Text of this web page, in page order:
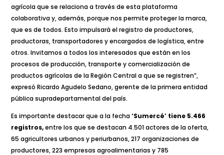
agrícola que se relaciona a través de esta plataforma
colaborativa y, además, porque nos permite proteger la marca,
que es de todos. Esto impulsará el registro de productores,
productoras, transportadores y encargados de logística, entre
otros. Invitamos a todos los interesados que están en los
procesos de producción, transporte y comercialización de
productos agrícolas de la Región Central a que se registren”,
expresó Ricardo Agudelo Sedano, gerente de la primera entidad
pública supradepartamental del país.
Es importante destacar que a la fecha‘Sumercé’ tiene 5.466
registros,entre los que se destacan 4.501 actores de la oferta,
65 agricultores urbanos y periurbanos, 217 organizaciones de
productores, 223 empresas agroalimentarias y 785